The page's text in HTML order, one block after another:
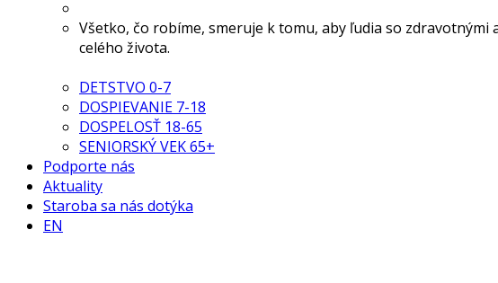
Všetko, čo robíme, smeruje k tomu, aby ľudia so
celého života.
DETSTVO 0-7
DOSPIEVANIE 7-18
DOSPELOSŤ 18-65
SENIORSKÝ VEK 65+
Podporte nás
Aktuality
Staroba sa nás dotýka
EN